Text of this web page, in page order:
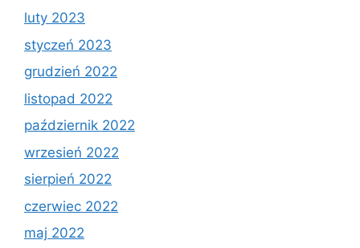
luty 2023
styczeń 2023
grudzień 2022
listopad 2022
październik 2022
wrzesień 2022
sierpień 2022
czerwiec 2022
maj 2022